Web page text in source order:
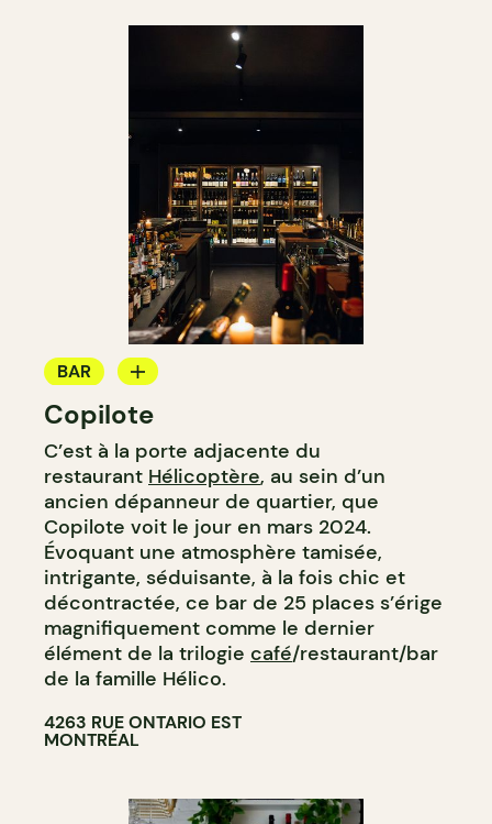
BAR
BAR À VIN
BAR À COCKTAIL
Copilote
C’est à la porte adjacente du
restaurant Hélicoptère, au sein d’un
ancien dépanneur de quartier, que
Copilote voit le jour en mars 2024.
Évoquant une atmosphère tamisée,
intrigante, séduisante, à la fois chic et
décontractée, ce bar de 25 places s’érige
magnifiquement comme le dernier
élément de la trilogie café/restaurant/bar
de la famille Hélico.
4263 RUE ONTARIO EST
MONTRÉAL